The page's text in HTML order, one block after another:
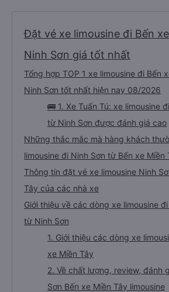
Đặt vé xe limousine đi Bến
Ninh Sơn giá tốt nhất
Tổng hợp TOP 1 xe limousine đi Bến
Ninh Sơn tốt nhất hiện nay 08/2026
🚌 1. Xe Tuấn Tú: xe limousine
từ Ninh Sơn được đánh giá cao
Những thắc mắc mà hàng khách
limousine đi Ninh Sơn từ Bến xe Miền
Thông tin đặt vé xe limousine Ninh
Tây của các nhà xe
Giới thiệu về các dòng xe limousine
từ Ninh Sơn
1. Giới thiệu các dòng xe
xe Miền Tây
2. Về chất lượng, review, đánh
Sơn Bến xe Miền Tây limousine